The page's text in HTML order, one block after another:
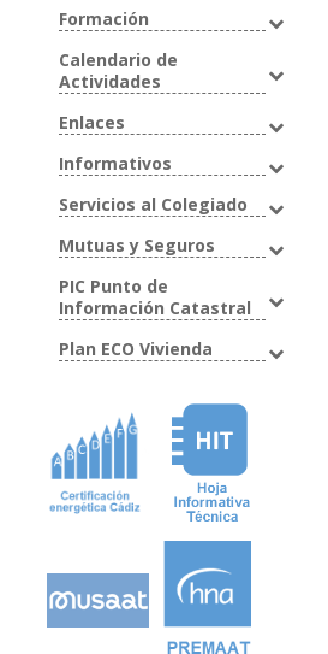
Formación
Calendario de
Actividades
Enlaces
Informativos
Servicios al Colegiado
Mutuas y Seguros
PIC Punto de
Información Catastral
Plan ECO Vivienda